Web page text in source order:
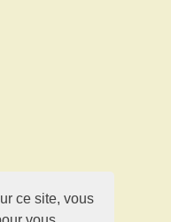
ce site, vous